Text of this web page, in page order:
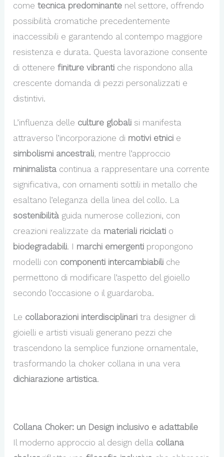
cometecnica predominante nel settore, offrendo
possibilità cromatiche precedentemente
inaccessibili e garantendo al contempo maggiore
resistenza e durata. Questa lavorazione consente
di ottenerefiniture vibranti che rispondono alla
crescente domanda di pezzi personalizzati e
distintivi.
L’influenza delle culture globali si manifesta
attraverso l’incorporazione di motivi etnici e
simbolismi ancestrali, mentre l’approccio
minimalista continua a rappresentare una corrente
significativa, con ornamenti sottili in metallo che
esaltano l’eleganza della linea del collo. La
sostenibilità guida numerose collezioni, con
creazioni realizzate da materiali riciclati o
biodegradabili. I marchi emergenti propongono
modelli con componenti intercambiabili che
permettono di modificare l’aspetto del gioiello
secondo l’occasione o il guardaroba.
Le collaborazioni interdisciplinari tra designer di
gioielli e artisti visuali generano pezzi che
trascendono la semplice funzione ornamentale,
trasformando la choker collana in una vera
dichiarazione artistica.
Collana Choker: un Design inclusivo e adattabile
Il moderno approccio al design della collana